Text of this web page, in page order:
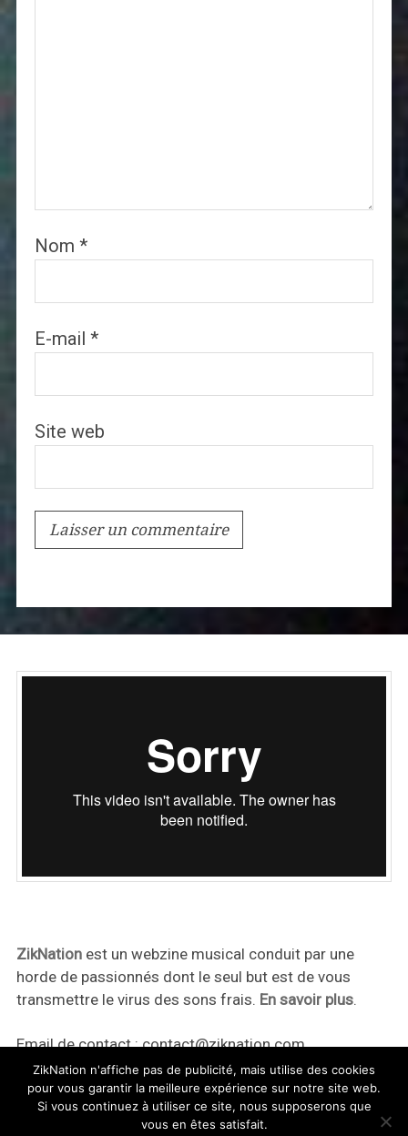
Nom *
E-mail *
Site web
ZikNationest un webzine musical conduit par une
horde de passionnés dont le seul but est de vous
transmettre le virus des sons frais. En savoir plus.
Email de contact :contact@ziknation.com
ZikNation n'affiche pas de publicité, mais utilise des cookies
pour vous garantir la meilleure expérience sur notre site web.
Si vous continuez à utiliser ce site, nous supposerons que
vous en êtes satisfait.